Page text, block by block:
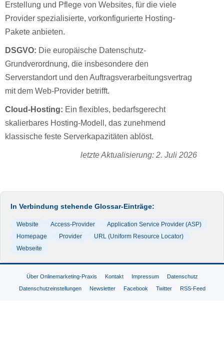
Erstellung und Pflege von Websites, für die viele
Provider spezialisierte, vorkonfigurierte Hosting-
Pakete anbieten.
DSGVO: Die europäische Datenschutz-
Grundverordnung, die insbesondere den
Serverstandort und den Auftragsverarbeitungsvertrag
mit dem Web-Provider betrifft.
Cloud-Hosting: Ein flexibles, bedarfsgerecht
skalierbares Hosting-Modell, das zunehmend
klassische feste Serverkapazitäten ablöst.
letzte Aktualisierung: 2. Juli 2026
In Verbindung stehende Glossar-Einträge:
Website Access-Provider
Application Service Provider (ASP)
Homepage
Provider
URL (Uniform Resource Locator)
Webseite
Über Onlinemarketing-Praxis Kontakt Impressum
Datenschutz
Datenschutzeinstellungen
Newsletter Facebook Twitter RSS-Feed